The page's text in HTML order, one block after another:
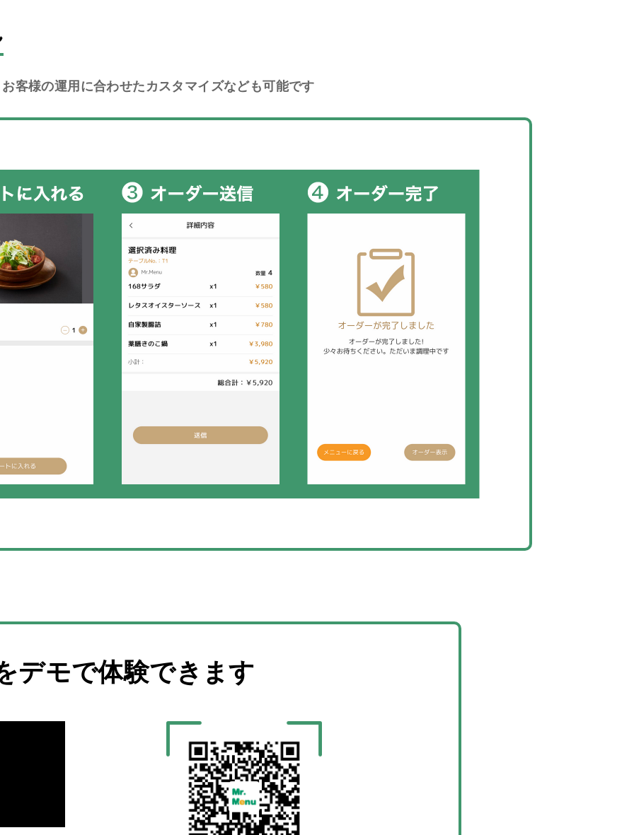
お客様の運用に合わせた カスタマイズなども可能です
デモで体験できます